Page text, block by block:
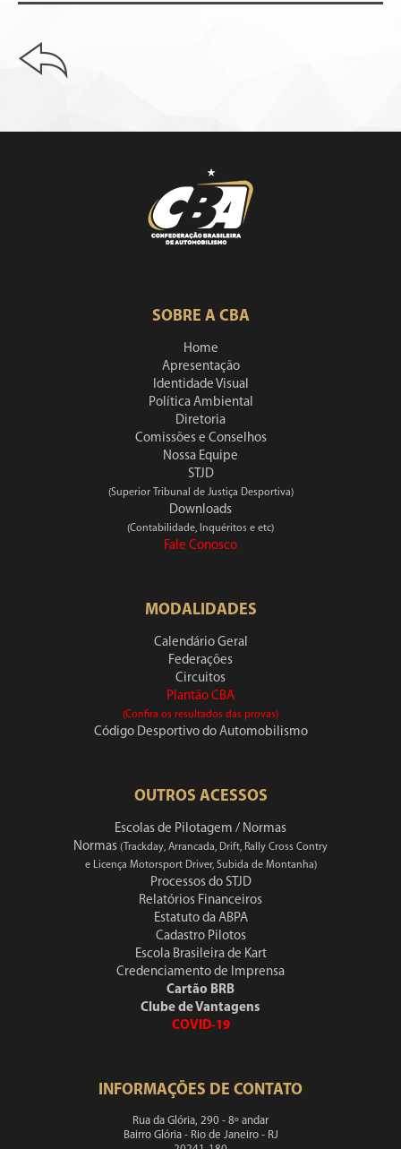
SOBRE A CBA
Home
Apresentação
Identidade Visual
Política Ambiental
Diretoria
Comissões e Conselhos
Nossa Equipe
STJD
(Superior Tribunal de Justiça Desportiva)
Downloads
(Contabilidade, Inquéritos e etc)
Fale Conosco
MODALIDADES
Calendário Geral
Federações
Circuitos
Plantão CBA
(Confira os resultados das provas)
Código Desportivo do Automobilismo
OUTROS ACESSOS
Escolas de Pilotagem / Normas
Normas (Trackday, Arrancada, Drift, Rally Cross Contry
e Licença Motorsport Driver, Subida de Montanha)
Processos do STJD
Relatórios Financeiros
Estatuto da ABPA
Cadastro Pilotos
Escola Brasileira de Kart
Credenciamento de Imprensa
Cartão BRB
Clube de Vantagens
COVID-19
INFORMAÇÕES DE CONTATO
Rua da Glória, 290 - 8º andar
Bairro Glória - Rio de Janeiro - RJ